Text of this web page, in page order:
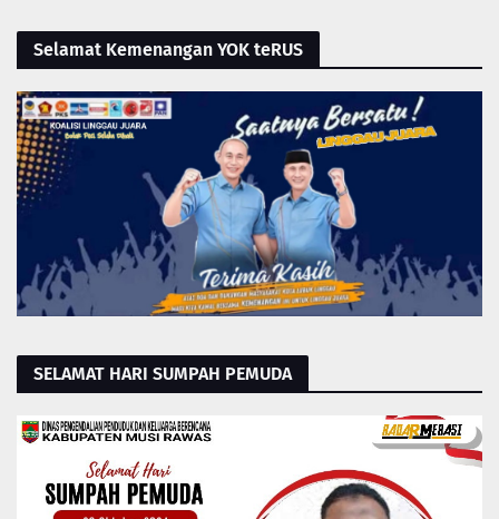
Selamat Kemenangan YOK teRUS
SELAMAT HARI SUMPAH PEMUDA